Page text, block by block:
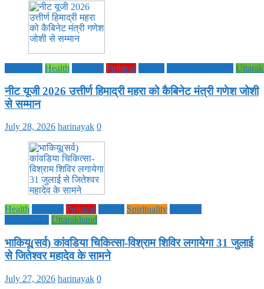
Health Political
नीट यूजी 2026 उत्तीर्ण हिमाद्री महरा को कैबिनेट मंत्री गणेश जोशी
से सम्मान
July 28, 2026 harinayak 0
Health Political Spirituality
Uttarakhand
भाकियू(सर्व) कांवडिया चिकित्सा-विश्राम शिविर लगायेगा 31 जुलाई
से जितेश्वर महादेव के सामने
July 27, 2026 harinayak 0